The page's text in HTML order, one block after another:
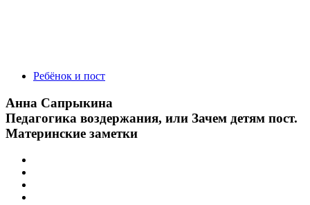
Ребёнок и пост
Анна Сапрыкина
Педагогика воздержания, или Зачем детям пост.
Материнские заметки